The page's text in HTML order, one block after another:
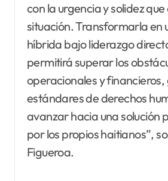
con la urgencia y solidez
situación. Transformarla en
híbrida bajo liderazgo
permitirá superar los
operacionales y
estándares de derechos
avanzar hacia una solución
por los propios haitianos”,
Figueroa.